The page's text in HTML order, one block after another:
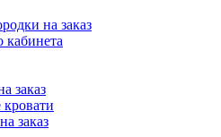
на заказ
кабинета
заказ
кровати
заказ